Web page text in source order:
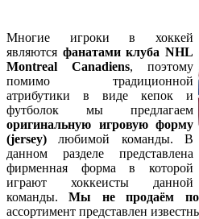
Многие игроки в хоккей
являются фанатами клуба NHL
Montreal Canadiens, поэтому
помимо традиционной
атрибутики в виде кепок и
футболок мы предлагаем
оригинальную игровую форму
(jersey) любимой команды. В
данном разделе представлена
фирменная форма в которой
играют хоккеисты данной
команды.Мы не продаём
ассортимент представлен